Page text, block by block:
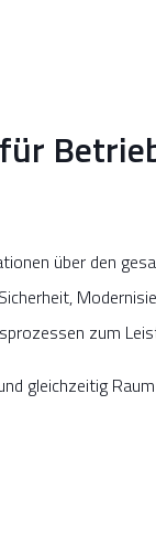
über den
zum
gleichzeitig